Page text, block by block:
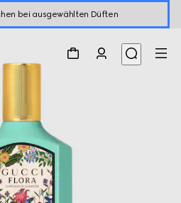
bei ausgewählten Düften